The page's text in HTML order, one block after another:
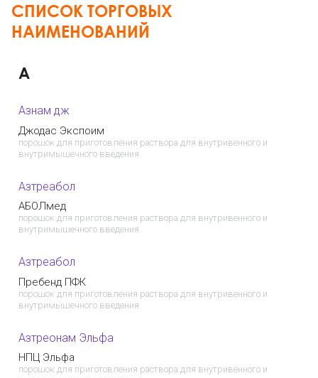
СПИСОК ТОРГОВЫХ
НАИМЕНОВАНИЙ
А
Азнам дж
Джодас Экспоим
порошок для приготовления раствора для внутривенного и
внутримышечного введения
Азтреабол
АБОЛмед
порошок для приготовления раствора для внутривенного и
внутримышечного введения
Азтреабол
Пребенд ПФК
порошок для приготовления раствора для внутривенного и
внутримышечного введения
Азтреонам Эльфа
НПЦ Эльфа
порошок для приготовления раствора для внутривенного и